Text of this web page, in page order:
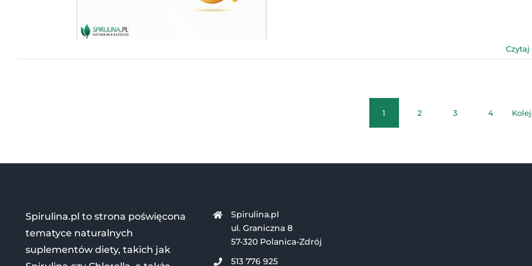
Czytaj
1 2 3 4
Spirulina.pl to strona poświęcona
tematyce naturalnych
suplementów diety, takich jak
Spirulina.pl
ul. Graniczna 8
57-320 Polanica-Zdrój
513 776 925